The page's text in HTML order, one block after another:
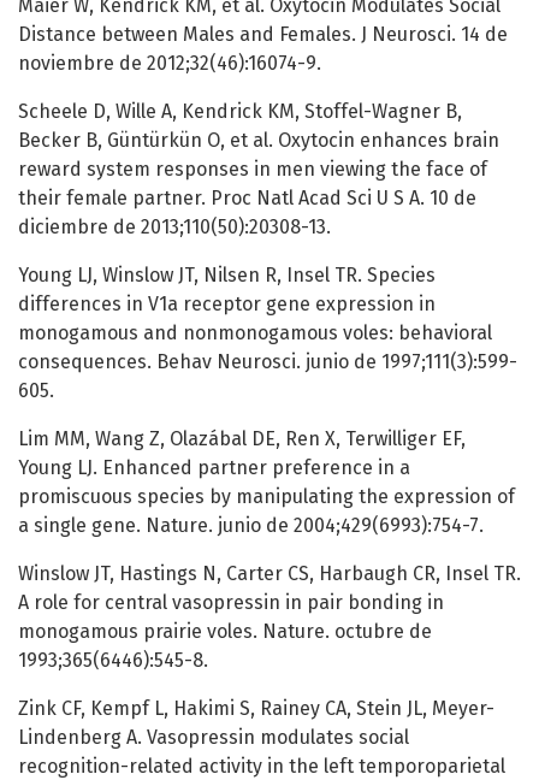
Maier W, Kendrick KM, et al. Oxytocin Modulates Social
Distance between Males and Females. J Neurosci. 14 de
noviembre de 2012;32(46):16074-9.
Scheele D, Wille A, Kendrick KM, Stoffel-Wagner B,
Becker B, Güntürkün O, et al. Oxytocin enhances brain
reward system responses in men viewing the face of
their female partner. Proc Natl Acad Sci U S A. 10 de
diciembre de 2013;110(50):20308-13.
Young LJ, Winslow JT, Nilsen R, Insel TR. Species
differences in V1a receptor gene expression in
monogamous and nonmonogamous voles: behavioral
consequences. Behav Neurosci. junio de 1997;111(3):599-
605.
Lim MM, Wang Z, Olazábal DE, Ren X, Terwilliger EF,
Young LJ. Enhanced partner preference in a
promiscuous species by manipulating the expression of
a single gene. Nature. junio de 2004;429(6993):754-7.
Winslow JT, Hastings N, Carter CS, Harbaugh CR, Insel TR.
A role for central vasopressin in pair bonding in
monogamous prairie voles. Nature. octubre de
1993;365(6446):545-8.
Zink CF, Kempf L, Hakimi S, Rainey CA, Stein JL, Meyer-
Lindenberg A. Vasopressin modulates social
recognition-related activity in the left temporoparietal